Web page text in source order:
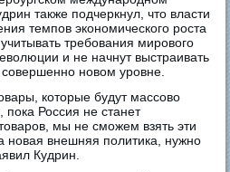
также подчеркнул, что власти
темпов экономического роста
требования мирового
и не начнут выстраивать
новом уровне.
которые будут массово
Россия не станет
мы не сможем взять эти
новая внешняя политика, нужно
Кудрин.